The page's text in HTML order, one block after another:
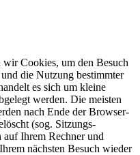
Cookies, um den Besuch
die Nutzung bestimmter
es sich um kleine
werden. Die meisten
nach Ende der Browser-
(sog. Sitzungs-
Ihrem Rechner und
nächsten Besuch wieder